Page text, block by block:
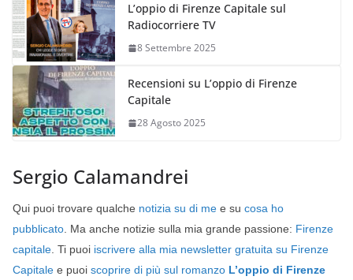
L’oppio di Firenze Capitale sul
Radiocorriere TV
8 Settembre 2025
Recensioni su L’oppio di Firenze
Capitale
28 Agosto 2025
Sergio Calamandrei
Qui puoi trovare qualche notizia su di me e su cosa ho
pubblicato . Ma anche notizie sulla mia grande passione: Firenze
capitale . Ti puoi iscrivere alla mia newsletter gratuita su Firenze
Capitale e puoi scoprire di più sul romanzo L’oppio di Firenze